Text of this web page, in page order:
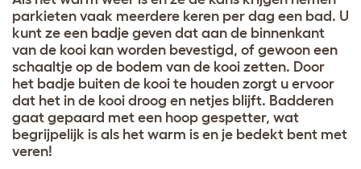
parkieten vaak meerdere keren per dag een bad. U
kunt ze een badje geven dat aan de binnenkant
van de kooi kan worden bevestigd, of gewoon een
schaaltje op de bodem van de kooi zetten. Door
het badje buiten de kooi te houden zorgt u ervoor
dat het in de kooi droog en netjes blijft. Badderen
gaat gepaard met een hoop gespetter, wat
begrijpelijk is als het warm is en je bedekt bent met
veren!